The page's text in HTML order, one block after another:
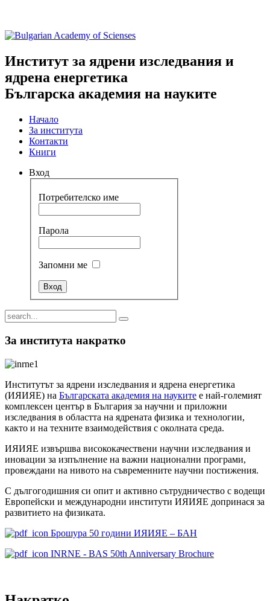
Институт за ядрени изследвания и
ядрена енергетика
Българска академия на науките
Начало
За института
Контакти
Книги
Вход
Потребителско име
Парола
Запомни ме
За института накратко
Институтът за ядрени изследвания и ядрена енергетика
(ИЯИЯЕ) на Българската академия на науките е най-големият
комплексен център в България за научни и приложни
изследвания в областта на ядрената физика и технологии,
както и на техните взаимодействия с околната среда.
ИЯИЯЕ извършва висококачествени научни изследвания и
иновации за изпълнение на важни национални програми,
провеждани на нивото на съвременните научни постижения.
С дългогодишния си опит и активно сътрудничество с водещи
Европейски и международни институти ИЯИЯЕ допринася за
развитието на физиката.
Брошура 50 години ИЯИЯЕ – БАН
INRNE - BAS 50th Anniversary Brochure